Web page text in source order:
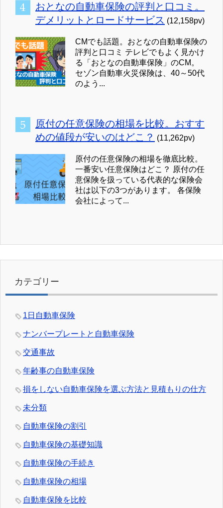
おとなの自動車保険の評判と口コミ。
デメリットとロードサービス (12,158pv)
CMでも話題。おとなの自動車保険の
評判と口コミ テレビでもよく見かけ
る「おとなの自動車保険」のCM。
セゾン自動車火災保険は、40～50代
のよう...
原付の任意保険の相場を比較。おすす
めの値段が安いのはどこ？ (11,262pv)
原付の任意保険の相場を徹底比較。
一番安い任意保険はどこ？ 原付の任
意保険を扱っている代表的な保険会
社は以下の3つがあります。 各保険
会社によって...
カテゴリー
1日自動車保険
ナンバープレートと自動車保険
交通事故
年齢事の自動車保険
損をしない自動車保険を選ぶ方法と見積もりの仕方
未分類
自動車保険の割引
自動車保険の基礎知識
自動車保険の手続き
自動車保険の相場
自動車保険を比較